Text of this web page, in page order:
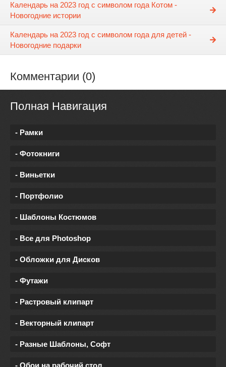
Календарь на 2023 год с символом года Котом -
Новогодние истории
Календарь на 2023 год с символом года для детей -
Новогодние подарки
Комментарии (0)
Полная Навигация
- Рамки
- Фотокниги
- Виньетки
- Портфолио
- Шаблоны Костюмов
- Все для Photoshop
- Обложки для Дисков
- Футажи
- Растровый клипарт
- Векторный клипарт
- Разные Шаблоны, Софт